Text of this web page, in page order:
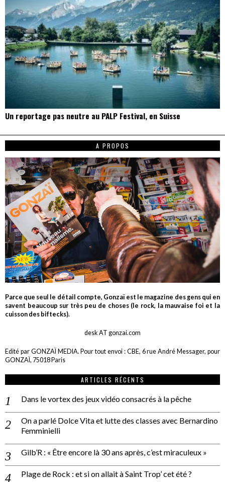
Un reportage pas neutre au PALP Festival, en Suisse
A PROPOS
Parce que seul le détail compte, Gonzaï est le magazine des gens qui en
savent beaucoup sur très peu de choses (le rock, la mauvaise foi et la
cuisson des biftecks).
desk AT gonzai.com
Edité par GONZAÏ MEDIA. Pour tout envoi : CBE, 6 rue André Messager, pour
GONZAÏ, 75018 Paris
ARTICLES RÉCENTS
Dans le vortex des jeux vidéo consacrés à la pêche
On a parlé Dolce Vita et lutte des classes avec Bernardino
Femminielli
Gilb’R : « Être encore là 30 ans après, c’est miraculeux »
Plage de Rock : et si on allait à Saint Trop’ cet été ?